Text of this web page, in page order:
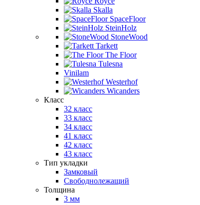
Skalla
SpaceFloor
SteinHolz
StoneWood
Tarkett
The Floor
Tulesna
Vinilam
Westerhof
Wicanders
Класс
32 класс
33 класс
34 класс
41 класс
42 класс
43 класс
Тип укладки
Замковый
Свободнолежащий
Толщина
3 мм